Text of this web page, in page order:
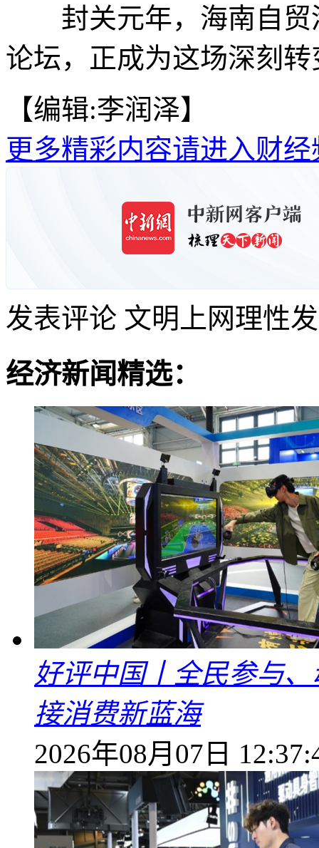
封关元年，海南自贸
论坛，正成为这场深刻
【编辑:李润泽】
更多精彩内容请进入财经
发表评论 文明上网理性
经济新闻精选：
好评中国丨全民参与
接消费新蓝海
2026年08月07日